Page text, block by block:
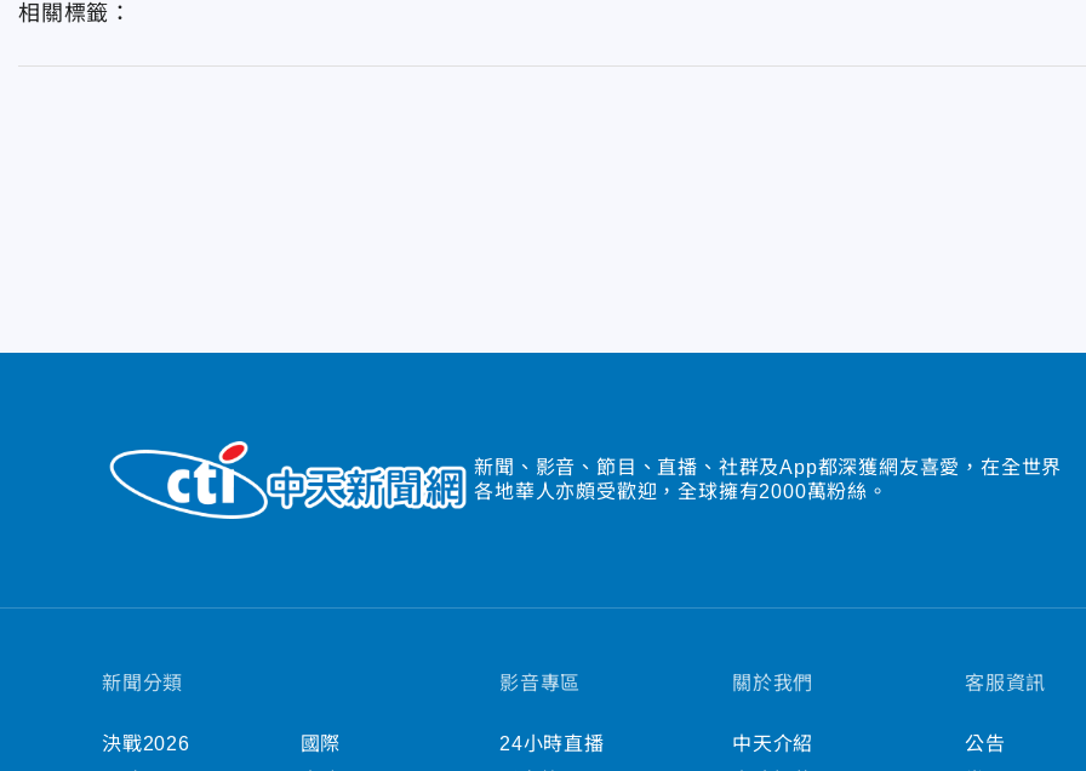
相關標籤：
新聞、影音、節目、直播、社群及App都深獲網友喜愛，在全世界
各地華人亦頗受歡迎，全球擁有2000萬粉絲。
新聞分類
決戰2026
國際
影音專區
24小時直播
關於我們
中天介紹
客服資訊
公告